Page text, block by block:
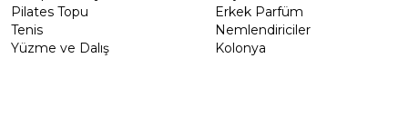
Pilates Topu
Tenis
Yüzme ve Dalış
Erkek Parfüm
Nemlendiriciler
Kolonya